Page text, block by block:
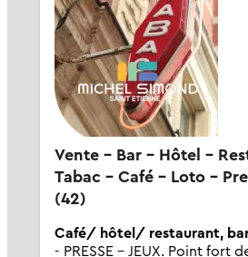
Vente - Bar - Hôtel - Restaurant -
Tabac - Café - Loto -
(42)
Café/ hôtel/ restaurant,
- PRESSE - JEUX. Point fort